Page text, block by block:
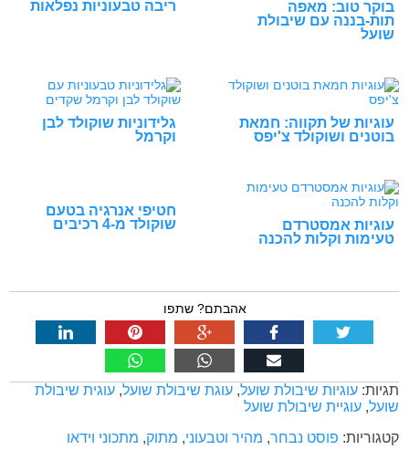
בוקר טוב: מאפה
תות-בננה עם שיבולת
שועל
ריבה טבעוניות נפלאות
עוגיות של תקווה: חמאת
בוטנים ושוקולד צ'יפס
גלידוניות שוקולד לבן
וקרמל
עוגיות אמסטרדם
טעימות וקלות להכנה
חטיפי אנרגיה בטעם
שוקולד מ-4 רכיבים
אהבתם? שתפו
תגיות: עוגיות שיבולת שועל, עוגת שיבולת שועל, עוגית שיבולת
שועל, עוגיית שיבולת שועל
קטגוריות: פוסט נבחר, מהיר וטבעוני, מתוק, מתכוני וידאו